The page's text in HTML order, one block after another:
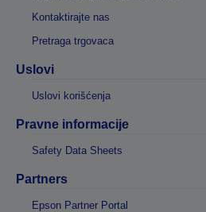
Kontaktirajte nas
Pretraga trgovaca
Uslovi
Uslovi korišćenja
Pravne informacije
Safety Data Sheets
Partners
Epson Partner Portal